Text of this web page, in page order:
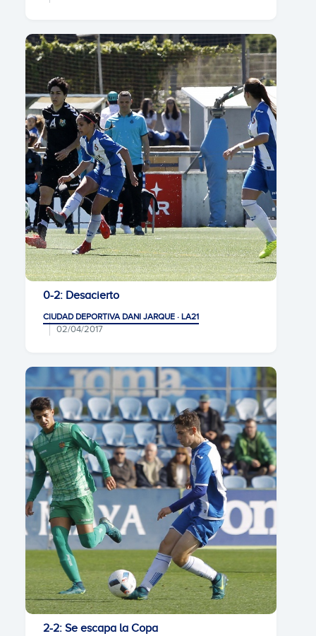
0-2: Desacierto
CIUDAD DEPORTIVA DANI JARQUE · LA21
02/04/2017
2-2: Se escapa la Copa